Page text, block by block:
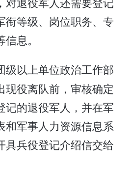
衔等级、岗位职务、专
息。
级以上单位政治工作部
现役离队前，审核确定
记的退役军人，并在军
和军事人力资源信息系
具兵役登记介绍信交给